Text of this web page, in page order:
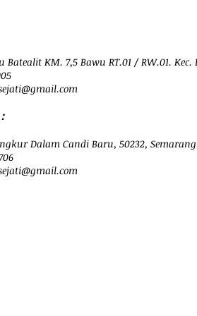
Batealit KM. 7,5 Bawu RT.01 / RW.01.
gmail.com
Dalam Candi Baru, 50232,